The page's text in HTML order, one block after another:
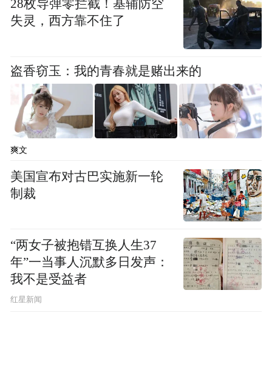
28枚导弹零拦截！基辅防空
失灵，西方靠不住了
盗香窃玉：我的青春就是赌出来的
爽文
美国宣布对古巴实施新一轮
制裁
“两女子被抱错互换人生37
年”一当事人沉默多日发声：
我不是受益者
红星新闻